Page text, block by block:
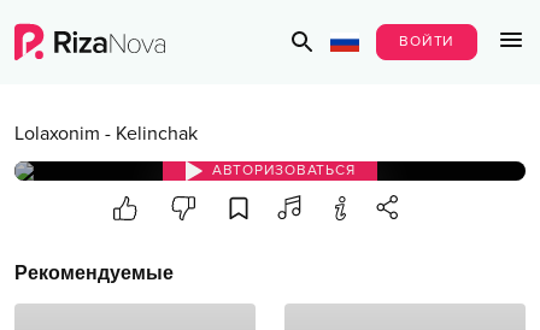
ВОЙТИ
Lolaxonim - Kelinchak
АВТОРИЗОВАТЬСЯ
Рекомендуемые